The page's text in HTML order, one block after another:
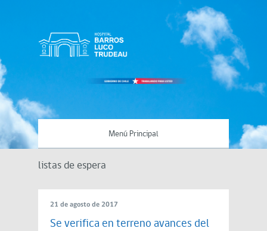
Menú Principal
listas de espera
21 de agosto de 2017
Se verifica en terreno avances del